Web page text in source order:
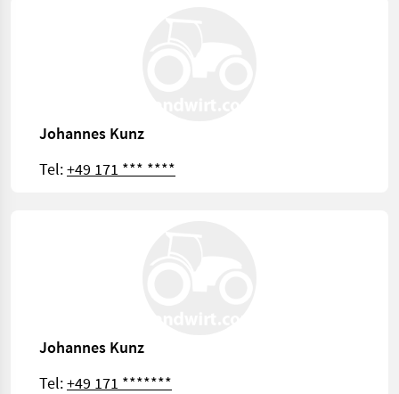
Johannes Kunz
Tel:+49 171 *** ****
Johannes Kunz
Tel:+49 171 *******